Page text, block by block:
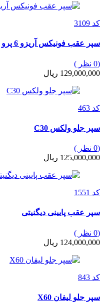
کد 3109
سپر عقب فونیکس آریزو 6 پرو
(0 نظر )
129,000,000 ریال
کد 463
سپر جلو ولکس C30
(0 نظر )
125,000,000 ریال
کد 1551
سپر عقب پایینی دیگنیتی
(0 نظر )
124,000,000 ریال
کد 843
سپر جلو لیفان X60